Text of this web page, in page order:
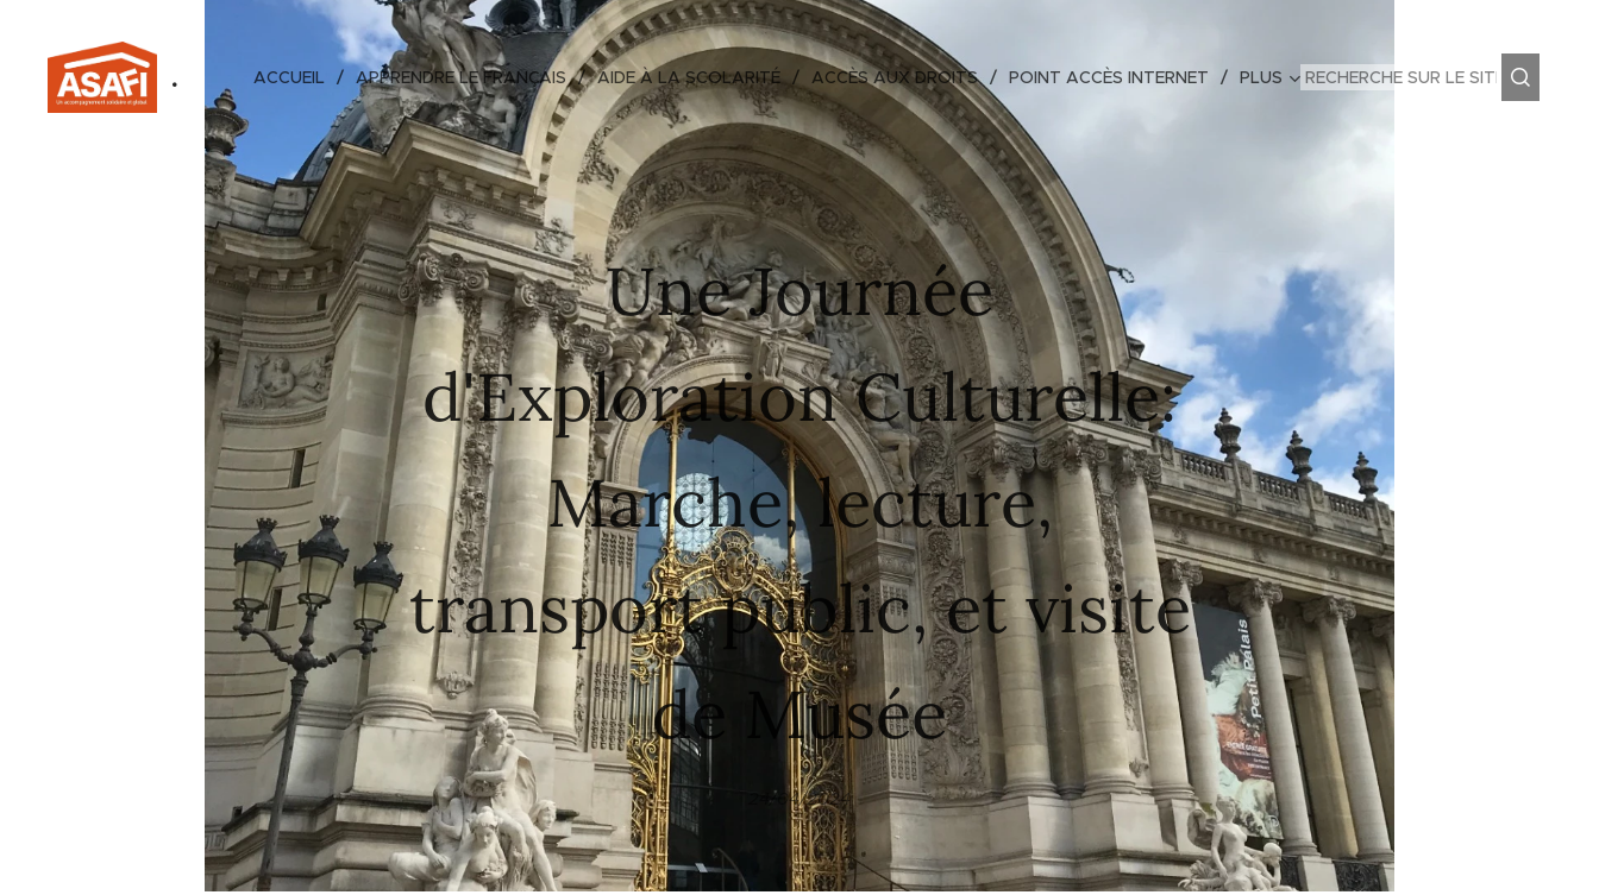
. ACCUEIL APPRENDRE LE FRANÇAIS AIDE À LA SCOLARITÉ ACCÈS AUX DROITS POINT ACCÈS INTERNET PLUS
Une Journée
d'Exploration Culturelle:
Marche, lecture,
transport public, et visite
de Musée
24/04/2024